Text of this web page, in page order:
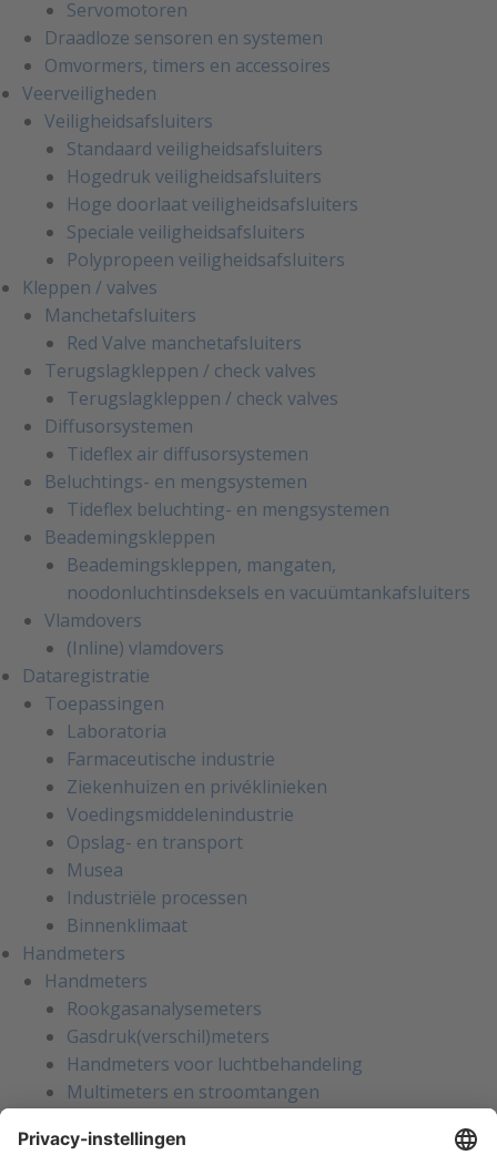
Servomotoren
Draadloze sensoren en systemen
Omvormers, timers en accessoires
Veerveiligheden
Veiligheidsafsluiters
Standaard veiligheidsafsluiters
Hogedruk veiligheidsafsluiters
Hoge doorlaat veiligheidsafsluiters
Speciale veiligheidsafsluiters
Polypropeen veiligheidsafsluiters
Kleppen / valves
Manchetafsluiters
Red Valve manchetafsluiters
Terugslagkleppen / check valves
Terugslagkleppen / check valves
Diffusorsystemen
Tideflex air diffusorsystemen
Beluchtings- en mengsystemen
Tideflex beluchting- en mengsystemen
Beademingskleppen
Beademingskleppen, mangaten,
noodonluchtinsdeksels en vacuümtankafsluiters
Vlamdovers
(Inline) vlamdovers
Dataregistratie
Toepassingen
Laboratoria
Farmaceutische industrie
Ziekenhuizen en privéklinieken
Voedingsmiddelenindustrie
Opslag- en transport
Musea
Industriële processen
Binnenklimaat
Handmeters
Handmeters
Rookgasanalysemeters
Gasdruk(verschil)meters
Handmeters voor luchtbehandeling
Multimeters en stroomtangen
Apparatentesters voor NEN-3140